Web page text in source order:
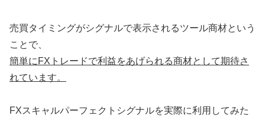
売買タイミングがシグナルで表示されるツール商材という
ことで、
簡単にFXトレードで利益をあげられる商材として期待さ
れています。
FXスキャルパーフェクトシグナルを実際に利用してみた